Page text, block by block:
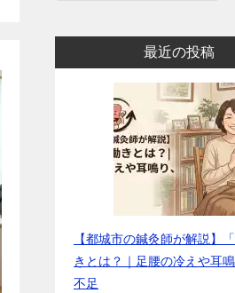
最近の投稿
【都城市の鍼灸師が解説】
きとは？｜足腰の冷えや耳
不足